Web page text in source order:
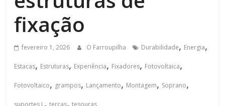
fixação
fevereiro 1, 2026 O Farroupilha Durabilidade, Energia,
Estacas, Estruturas, Experiência, Fixadores, Fotovoltaica,
Fotovoltaico, grampos, Lançamento, Montagem, Soprano,
, ,